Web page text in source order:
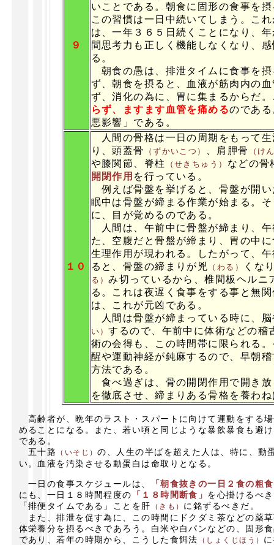
９
いことである。朝食に固形の食事を
この習慣は一日中続いてしまう。こ
は、一年３６５日続くことになり、
間思考力も正しく機能しなくなり、
る。
朝食の愚は、排泄タイムに食事を
ず、朝食を摂ると、血液が筋肉内の
ず、消化の為に、胃に集まるからだ
らず、ますます血管を痛めるのであ
悪影響」である。
１０
人間の骨格は一日の周期をもって
り、頭蓋骨
（ずかいこつ） 、肩胛骨 （け
や膝関節、脊柱 （せきちゅう） などの骨
開閉作用 を行っている。
例えば骨盤を挙げると、骨盤が開
眠中は骨盤が締まる作業が始まる。
に、目が覚めるのである。
人間は、午前中に骨盤が締まり、
た、空腹だと骨盤が締まり、胃の中
生理作用が現われる。したがって、
ると、骨盤の締まりが兇 （わる） くな
る）み切っているから、椎間板ヘルニ
る。これは夜遅く食事をする事と無
は、これが元凶である。
人間は骨盤が締まっている時に、脳
い）するので、午前中に体術などの稽
術の会得も、この時間帯に限られる
醒や運動神経が鈍麻するので、早朝
方法である。
食べ過ぎは、骨の開閉作用で開き放
を徹底させ、締まりある骨格を養わ
高齢者が、晩年のラスト・スパートに向けて運動をする
めることになる。また、若い頃と同じような暴飲暴食も避
である。
五十路
（いそじ）の、人生の半ばを超えた人は、特に、動
い。血液を汚染させる動蛋白は命取りとなる。
一日の食事スケジュールは、
「朝食抜きの一日２食の粗
にも、一日１８時間程度の
「１８時間断食」 を心掛けるべ
「排便タイムである」ことを肝
（きも） に銘ずるべきだ。
また、排泄を促す為に、この時間にドクダミ茶などの薬
体栄養分を摂るべきであろう。白米や白パンなどの、固形
であり、若年の時期から、こうした食餌法
（しょくじほう）